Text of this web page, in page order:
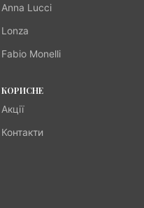
Anna Lucci
Lonza
Fabio Monelli
КОРИСНЕ
Акції
Контакти